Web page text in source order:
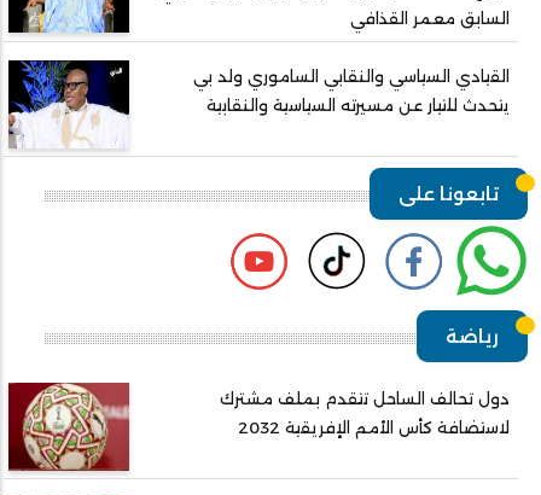
السابق معمر القذافي
القيادي السياسي والنقابي الساموري ولد بي
يتحدث للتيار عن مسيرته السياسية والنقابية
تابعونا على
رياضة
دول تحالف الساحل تتقدم بملف مشترك
لاستضافة كأس الأمم الإفريقية 2032